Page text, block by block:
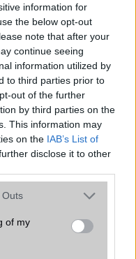
information for
the below opt-out
note that after your
continue seeing
information utilized by
to third parties prior to
out of the further
by third parties on the
This information may
on the IAB’s List of
disclose it to other
one or more Google
You may click to
its third-party tags to
in below Google
Outs
of my
alkalmas
sensor
szolgáltatás
szolgáltatás
független szótár
PowerPoint, PDF)